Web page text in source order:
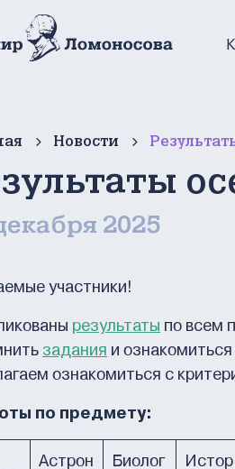
Новости
2025
участники!
результаты по всем
задания и ознакомиться
ознакомиться с
по предмету:
Астрон
Биолог
Истор